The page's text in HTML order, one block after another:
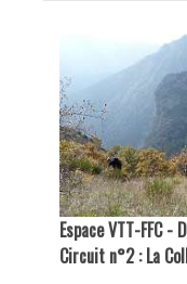
Espace VTT-FFC -
Circuit n°2 : La